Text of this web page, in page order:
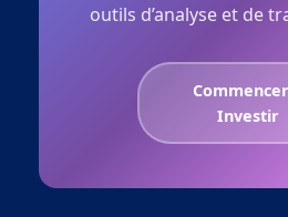
outils d’analyse et de
Investir